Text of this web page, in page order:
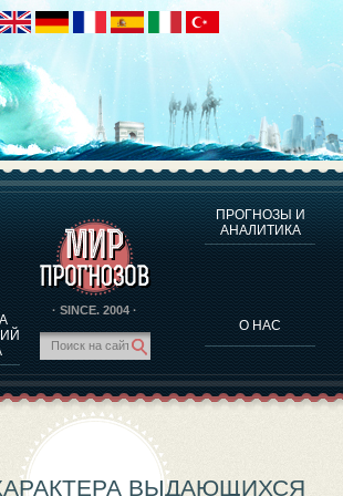
· SINCE. 2004 ·
ПРОГНОЗЫ И
АНАЛИТИКА
О НАС
О ПРОГРАММЕ
ОЦЕНКА ХАРАКТЕРA ЧЕЛОВЕКА
ВЫДАЮЩИХСЯ ЛИЧНОСТЕЙ
О ПРОГРАММЕ
НА СОВМЕСТИМОСТЬ ВОЛИКОВА
ПРОГНОЗЫ И АНАЛИТИКА
ВЫДАЮЩИХСЯ